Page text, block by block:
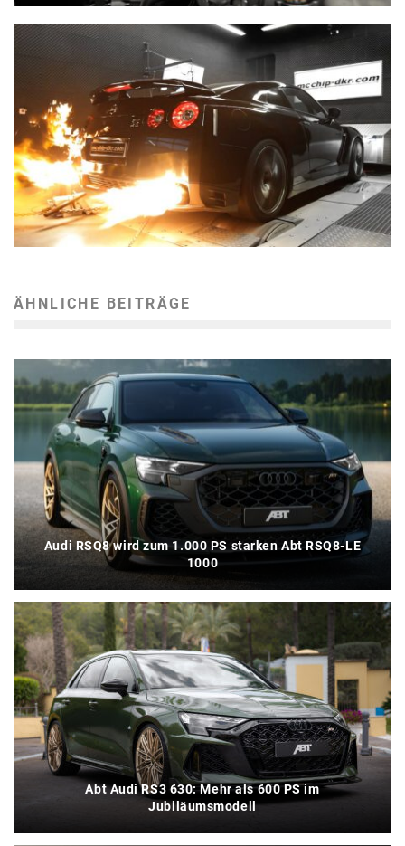
ÄHNLICHE BEITRÄGE
Audi RSQ8 wird zum 1.000 PS starken Abt RSQ8-LE
1000
Abt Audi RS3 630: Mehr als 600 PS im
Jubiläumsmodell